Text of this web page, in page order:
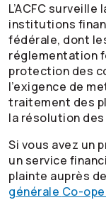
L’ACFC
institutions
fédérale, dont
réglementation
protection des
l’exigence de
traitement des
la résolution
Si vous avez un
un service
plainte auprès de
générale Co-